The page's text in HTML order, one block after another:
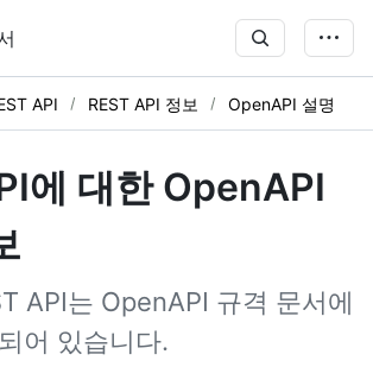
API REST API 정보 OpenAPI 설명
에 대한 OpenAPI
API는 OpenAPI 규격 문서에
어 있습니다.